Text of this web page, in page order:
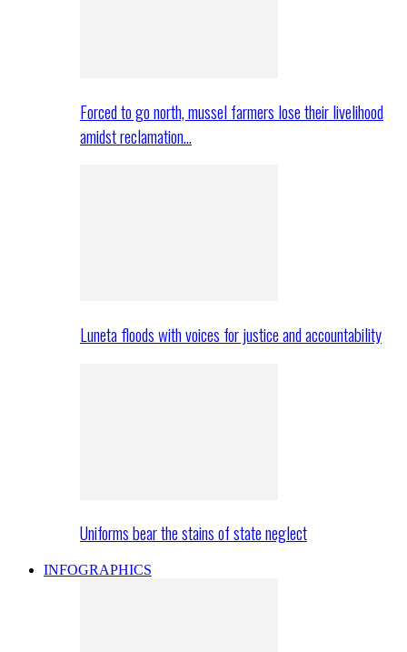
Forced to go north, mussel farmers lose their livelihood
amidst reclamation…
Luneta floods with voices for justice and accountability
Uniforms bear the stains of state neglect
INFOGRAPHICS